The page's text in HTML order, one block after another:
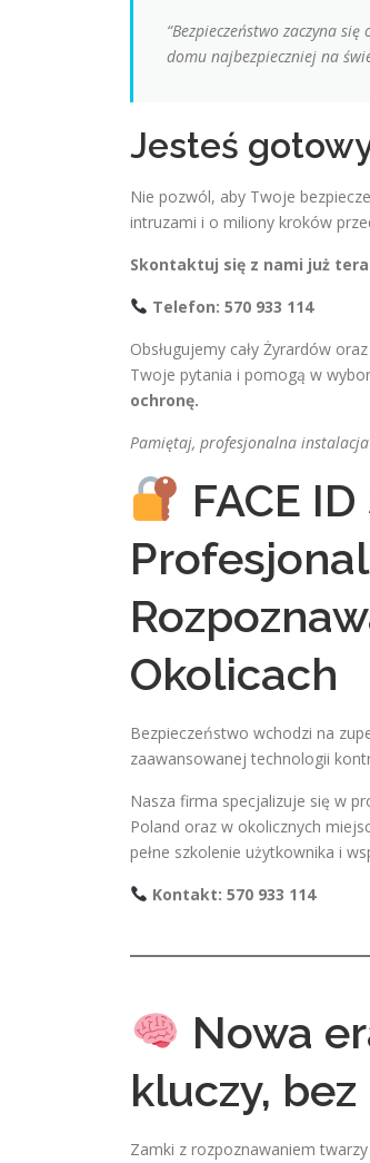
“Bezpieczeństwo zaczyna
domu najbezpieczniej na
Jesteś
Nie pozwól, aby Twoje
intruzami i o miliony kroków
Skontaktuj się z nami już
Telefon: 570 933 114
Obsługujemy cały Żyrardów
Twoje pytania i pomogą w
ochronę.
Pamiętaj, profesjonalna
FACE
Okolicach
Bezpieczeństwo wchodzi na
zaawansowanej technologii
Nasza firma specjalizuje się w
Poland oraz w okolicznych
pełne szkolenie użytkownika i
Kontakt: 570 933 114
Nowa
kluczy,
Zamki z rozpoznawaniem